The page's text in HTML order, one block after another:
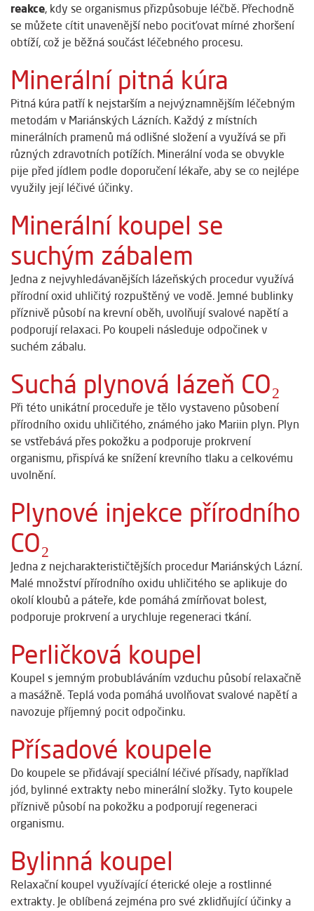
reakce, kdy se organismus přizpůsobuje léčbě. Přechodně
se můžete cítit unavenější nebo pociťovat mírné zhoršení
obtíží, což je běžná součást léčebného procesu.
Minerální pitná kúra
Pitná kúra patří k nejstarším a nejvýznamnějším léčebným
metodám v Mariánských Lázních. Každý z místních
minerálních pramenů má odlišné složení a využívá se při
různých zdravotních potížích. Minerální voda se obvykle
pije před jídlem podle doporučení lékaře, aby se co nejlépe
využily její léčivé účinky.
Minerální koupel se
suchým zábalem
Jedna z nejvyhledávanějších lázeňských procedur využívá
přírodní oxid uhličitý rozpuštěný ve vodě. Jemné bublinky
příznivě působí na krevní oběh, uvolňují svalové napětí a
podporují relaxaci. Po koupeli následuje odpočinek v
suchém zábalu.
Suchá plynová lázeň CO₂
Při této unikátní proceduře je tělo vystaveno působení
přírodního oxidu uhličitého, známého jako Mariin plyn. Plyn
se vstřebává přes pokožku a podporuje prokrvení
organismu, přispívá ke snížení krevního tlaku a celkovému
uvolnění.
Plynové injekce přírodního
CO₂
Jedna z nejcharakterističtějších procedur Mariánských Lázní.
Malé množství přírodního oxidu uhličitého se aplikuje do
okolí kloubů a páteře, kde pomáhá zmírňovat bolest,
podporuje prokrvení a urychluje regeneraci tkání.
Perličková koupel
Koupel s jemným probubláváním vzduchu působí relaxačně
a masážně. Teplá voda pomáhá uvolňovat svalové napětí a
navozuje příjemný pocit odpočinku.
Přísadové koupele
Do koupele se přidávají speciální léčivé přísady, například
jód, bylinné extrakty nebo minerální složky. Tyto koupele
příznivě působí na pokožku a podporují regeneraci
organismu.
Bylinná koupel
Relaxační koupel využívající éterické oleje a rostlinné
extrakty. Je oblíbená zejména pro své zklidňující účinky a